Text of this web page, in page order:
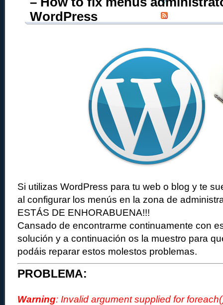
WordPress
Si utilizas WordPress para tu web o blog y te
al configurar los menús en la zona de
ESTÁS DE ENHORABUENA!!!
Cansado de encontrarme continuamente con
solución y a continuación os la muestro para
podáis reparar estos molestos problemas.
PROBLEMA:
Warning: Invalid argument supplied for